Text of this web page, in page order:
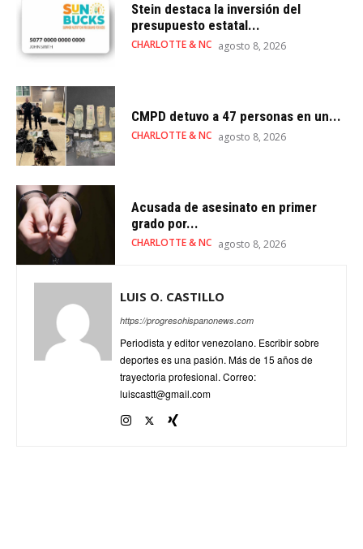
Stein destaca la inversión del
presupuesto estatal...
CHARLOTTE & NC agosto 8, 2026
CMPD detuvo a 47 personas en un...
CHARLOTTE & NC agosto 8, 2026
Acusada de asesinato en primer
grado por...
CHARLOTTE & NC agosto 8, 2026
LUIS O. CASTILLO
https://progresohispanonews.com
Periodista y editor venezolano. Escribir sobre
deportes es una pasión. Más de 15 años de
trayectoria profesional. Correo:
luiscastt@gmail.com